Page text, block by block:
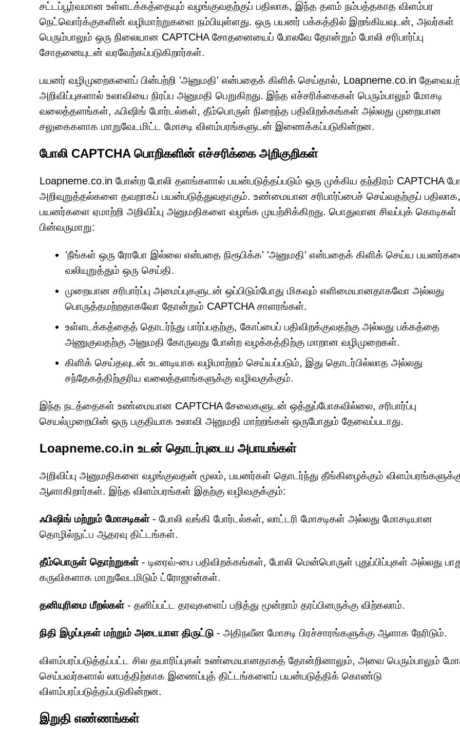
சட்டப்பூர்வமான உள்ளடக்கத்தையும் வழங்குவதற்குப் பதிலாக, இந்த தளம் நம்பத்தகாத விளம்பர
நெட்வொர்க்குகளின் வழிமாற்றுகளை நம்பியுள்ளது. ஒரு பயனர் பக்கத்தில் இறங்கியவுடன், அவர்கள்
பெரும்பாலும் ஒரு நிலையான CAPTCHA சோதனையைப் போலவே தோன்றும் போலி சரிபார்ப்பு
சோதனையுடன் வரவேற்கப்படுகிறார்கள்.
பயனர் வழிமுறைகளைப் பின்பற்றி 'அனுமதி' என்பதைக் கிளிக் செய்தால், Loapneme.co.in
அறிவிப்புகளால் உலாவியை நிரப்ப அனுமதி பெறுகிறது. இந்த எச்சரிக்கைகள் பெரும்பாலும் மோசடி
வலைத்தளங்கள், ஃபிஷிங் போர்டல்கள், தீம்பொருள் நிறைந்த பதிவிறக்கங்கள் அல்லது முறையான
சலுகைகளாக மாறுவேடமிட்ட மோசடி விளம்பரங்களுடன் இணைக்கப்படுகின்றன.
போலி CAPTCHA பொறிகளின் எச்சரிக்கை அறிகுறிகள்
Loapneme.co.in போன்ற போலி தளங்களால் பயன்படுத்தப்படும் ஒரு முக்கிய தந்திரம் CAPTCHA
அறிவுறுத்தல்களை தவறாகப் பயன்படுத்துவதாகும். உண்மையான சரிபார்ப்பைச் செய்வதற்குப்
பயனர்களை ஏமாற்றி அறிவிப்பு அனுமதிகளை வழங்க முயற்சிக்கிறது. பொதுவான சிவப்புக் கொடிகள்
பின்வருமாறு:
'நீங்கள் ஒரு ரோபோ இல்லை என்பதை நிரூபிக்க' 'அனுமதி' என்பதைக் கிளிக் செய்ய
வலியுறுத்தும் ஒரு செய்தி.
முறையான சரிபார்ப்பு அமைப்புகளுடன் ஒப்பிடும்போது மிகவும் எளிமையானதாகவோ அல்லது
பொருத்தமற்றதாகவோ தோன்றும் CAPTCHA சாளரங்கள்.
உள்ளடக்கத்தைத் தொடர்ந்து பார்ப்பதற்கு, கோப்பைப் பதிவிறக்குவதற்கு அல்லது பக்கத்தை
அணுகுவதற்கு அனுமதி கோருவது போன்ற வழக்கத்திற்கு மாறான வழிமுறைகள்.
கிளிக் செய்தவுடன் உடனடியாக வழிமாற்றம் செய்யப்படும், இது தொடர்பில்லாத அல்லது
சந்தேகத்திற்குரிய வலைத்தளங்களுக்கு வழிவகுக்கும்.
இந்த நடத்தைகள் உண்மையான CAPTCHA சேவைகளுடன் ஒத்துப்போகவில்லை, சரிபார்ப்பு
செயல்முறையின் ஒரு பகுதியாக உலாவி அனுமதி மாற்றங்கள் ஒருபோதும் தேவைப்படாது.
Loapneme.co.in உடன் தொடர்புடைய அபாயங்கள்
அறிவிப்பு அனுமதிகளை வழங்குவதன் மூலம், பயனர்கள் தொடர்ந்து தீங்கிழைக்கும்
ஆளாகிறார்கள். இந்த விளம்பரங்கள் இதற்கு வழிவகுக்கும்:
ஃபிஷிங் மற்றும் மோசடிகள்- போலி வங்கி போர்டல்கள், லாட்டரி மோசடிகள் அல்லது மோசடியான
தொழில்நுட்ப ஆதரவு திட்டங்கள்.
தீம்பொருள் தொற்றுகள்- டிரைவ்-பை பதிவிறக்கங்கள், போலி மென்பொருள் புதுப்பிப்புகள் அல்லது
கருவிகளாக மாறுவேடமிடும் ட்ரோஜான்கள்.
தனியுரிமை மீறல்கள்- தனிப்பட்ட தரவுகளைப் பறித்து மூன்றாம் தரப்பினருக்கு விற்கலாம்.
நிதி இழப்புகள் மற்றும் அடையாள திருட்டு- அதிநவீன மோசடி பிரச்சாரங்களுக்கு ஆளாக நேரிடும்.
விளம்பரப்படுத்தப்பட்ட சில தயாரிப்புகள் உண்மையானதாகத் தோன்றினாலும், அவை பெரும்பாலும்
செய்பவர்களால் லாபத்திற்காக இணைப்புத் திட்டங்களைப் பயன்படுத்திக் கொண்டு
விளம்பரப்படுத்தப்படுகின்றன.
இறுதி எண்ணங்கள்